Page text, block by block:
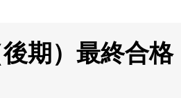
期）最終合格